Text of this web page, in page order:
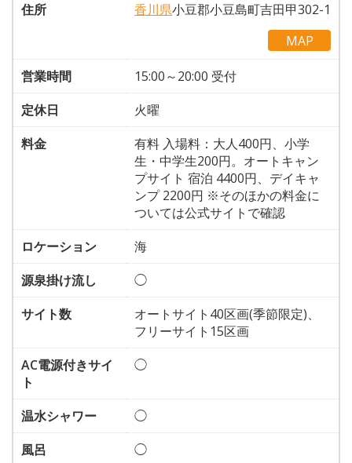
住所
香川県小豆郡小豆島町吉田甲302-1
MAP
営業時間
15:00～20:00 受付
定休日
火曜
料金
有料 入場料：大人400円、小学
生・中学生200円。オートキャン
プサイト 宿泊 4400円、デイキャ
ンプ 2200円 ※そのほかの料金に
ついては公式サイトで確認
ロケーション
海
源泉掛け流し
◯
サイト数
オートサイト40区画(季節限定)、
フリーサイト15区画
AC電源付きサイ
ト
◯
温水シャワー
◯
風呂
◯